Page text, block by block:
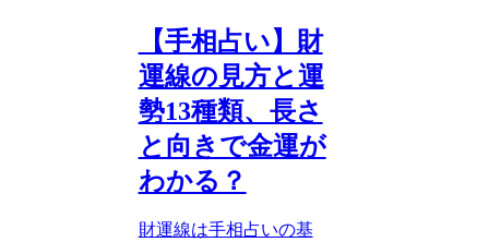
【手相占い】財
運線の見方と運
勢13種類、長さ
と向きで金運が
わかる？
財運線は手相占いの基